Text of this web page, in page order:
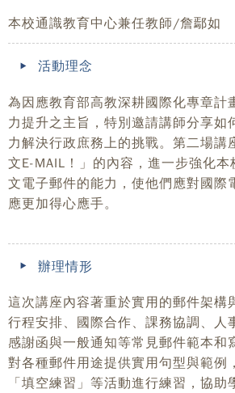
本校通識教育中心兼任教師/詹鄢如
活動理念
為因應教育部高教深耕國際化專章計
力提升之主旨，特別邀請講師分享如
力解決行政庶務上的挑戰。第二場講
文E-MAIL！」的內容，進一步強化
文電子郵件的能力，使他們應對國際
應更加得心應手。
辦理情形
這次講座內容著重於實用的郵件架構
行程安排、國際合作、課務協調、人
感謝函與一般通知等常見郵件範本和
對各種郵件用途提供實用句型與範例
「填空練習」等活動進行練習，協